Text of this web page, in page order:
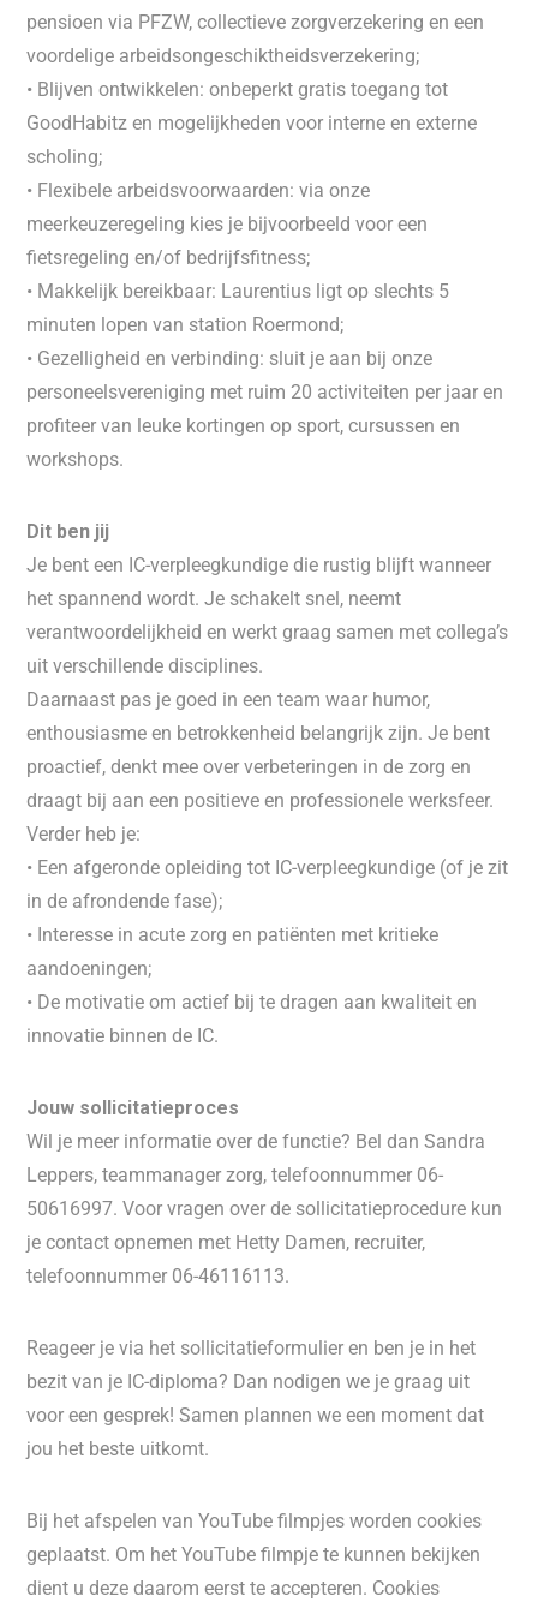
pensioen via PFZW, collectieve zorgverzekering en een
voordelige arbeidsongeschiktheidsverzekering;
• Blijven ontwikkelen: onbeperkt gratis toegang tot
GoodHabitz en mogelijkheden voor interne en externe
scholing;
• Flexibele arbeidsvoorwaarden: via onze
meerkeuzeregeling kies je bijvoorbeeld voor een
fietsregeling en/of bedrijfsfitness;
• Makkelijk bereikbaar: Laurentius ligt op slechts 5
minuten lopen van station Roermond;
• Gezelligheid en verbinding: sluit je aan bij onze
personeelsvereniging met ruim 20 activiteiten per jaar en
profiteer van leuke kortingen op sport, cursussen en
workshops.
Dit ben jij
Je bent een IC-verpleegkundige die rustig blijft wanneer
het spannend wordt. Je schakelt snel, neemt
verantwoordelijkheid en werkt graag samen met collega’s
uit verschillende disciplines.
Daarnaast pas je goed in een team waar humor,
enthousiasme en betrokkenheid belangrijk zijn. Je bent
proactief, denkt mee over verbeteringen in de zorg en
draagt bij aan een positieve en professionele werksfeer.
Verder heb je:
• Een afgeronde opleiding tot IC-verpleegkundige (of je zit
in de afrondende fase);
• Interesse in acute zorg en patiënten met kritieke
aandoeningen;
• De motivatie om actief bij te dragen aan kwaliteit en
innovatie binnen de IC.
Jouw sollicitatieproces
Wil je meer informatie over de functie? Bel dan Sandra
Leppers, teammanager zorg, telefoonnummer 06-
50616997. Voor vragen over de sollicitatieprocedure kun
je contact opnemen met Hetty Damen, recruiter,
telefoonnummer 06-46116113.
Reageer je via het sollicitatieformulier en ben je in het
bezit van je IC-diploma? Dan nodigen we je graag uit
voor een gesprek! Samen plannen we een moment dat
jou het beste uitkomt.
Bij het afspelen van YouTube filmpjes worden cookies
geplaatst. Om het YouTube filmpje te kunnen bekijken
dient u deze daarom eerst te accepteren. Cookies